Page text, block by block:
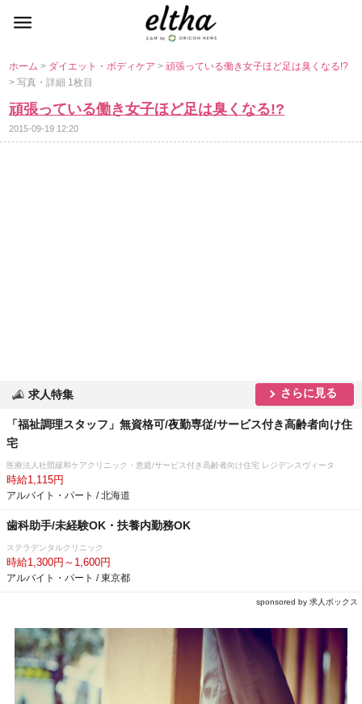
ホーム> ダイエット・ボディケア>頑張っている働き女子ほど足は臭くなる!?
> 写真・詳細 1枚目
頑張っている働き女子ほど足は臭くなる!?
2015-09-19 12:20
求人特集 さらに見る
「福祉調理スタッフ」無資格可/夜勤専従/サービス付き高齢者向け住
宅
医療法人社団緩和ケアクリニック・恵庭/サービス付き高齢者向け住宅 レジデンスヴィータ
時給1,115円
アルバイト・パート / 北海道
歯科助手/未経験OK・扶養内勤務OK
ステラデンタルクリニック
時給1,300円～1,600円
アルバイト・パート / 東京都
sponsored by 求人ボックス